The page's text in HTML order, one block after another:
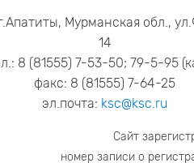
Мурманская обл.,
14
8 (81555) 7-53-50; 79-5-95
факс: 8 (81555) 7-64-25
эл.почта: ksc@ksc.ru
Сайт
номер записи о